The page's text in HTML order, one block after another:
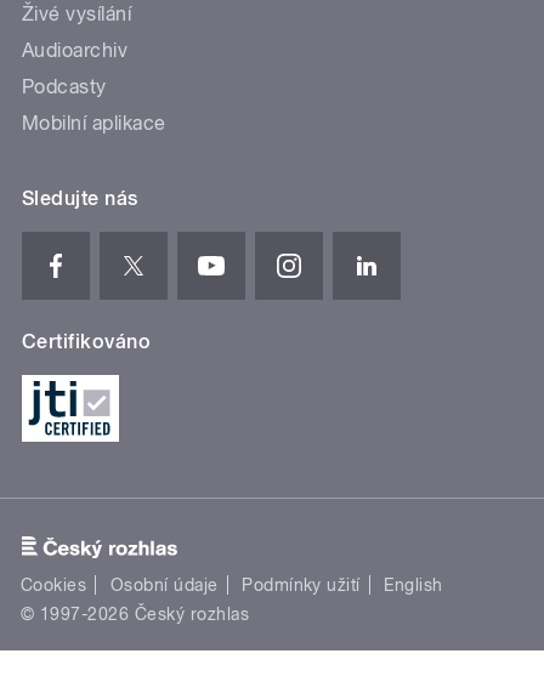
Živé vysílání
Audioarchiv
Podcasty
Mobilní aplikace
Sledujte nás
Certifikováno
Cookies Osobní údaje Podmínky užití
English
© 1997-2026 Český rozhlas